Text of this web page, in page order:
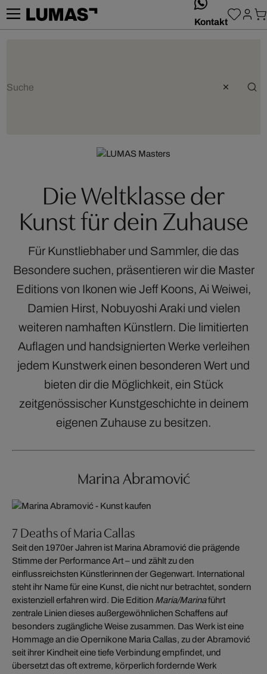
Kontakt
Die Weltklasse der
Kunst für dein Zuhause
Für Kunstliebhaber und Sammler, die das
Besondere suchen, präsentieren wir die Master
Editions von Ikonen wie Jeff Koons, Ai Weiwei,
Damien Hirst, Nobuyoshi Araki und vielen
weiteren namhaften Künstlern. Die limitierten
Auflagen und handsignierten Werke verleihen
jedem Kunstwerk einen besonderen Wert und
bieten dir die Möglichkeit, ein Stück
zeitgenössischer Kunstgeschichte in deinem
eigenen Zuhause zu besitzen.
Marina Abramović
7 Deaths of Maria Callas
Seit den 1970er Jahren ist Marina Abramović die prägende
Stimme der Performance Art – und zählt zu den
einflussreichsten Künstlerinnen der Gegenwart. International
steht ihr Name für eine Kunst, die nicht nur betrachtet, sondern
existenziell erfahren wird. Die Edition Maria/Marinaführt
zentrale Linien dieses außergewöhnlichen Schaffens auf
besonders zugängliche Weise zusammen. Das Werk ist eine
Hommage an die Opernikone Maria Callas, zu der Abramović
seit ihrer Kindheit eine tiefe Verbindung empfindet, und
übersetzt das oft extreme, körperlich fordernde Werk